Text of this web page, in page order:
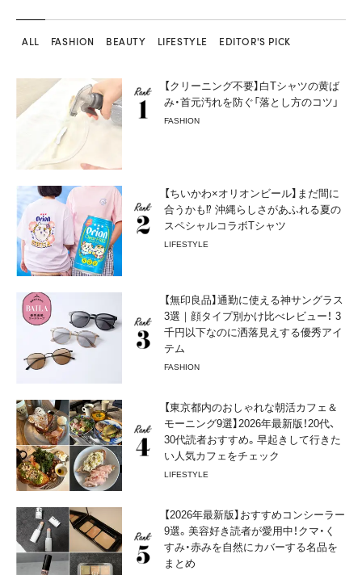
ALL FASHION BEAUTY LIFESTYLE EDITOR'S PICK
【クリーニング不要】白Tシャツの黄ば
み・首元汚れを防ぐ「落とし方のコツ」
FASHION
【ちいかわ×オリオンビール】まだ間に
合うかも⁉︎ 沖縄らしさがあふれる夏の
スペシャルコラボTシャツ
LIFESTYLE
【無印良品】通勤に使える神サングラス
3選｜顔タイプ別かけ比べレビュー！ 3
千円以下なのに洒落見えする優秀アイ
テム
FASHION
【東京都内のおしゃれな朝活カフェ＆
モーニング9選】2026年最新版！20代、
30代読者おすすめ。早起きして行きた
い人気カフェをチェック
LIFESTYLE
【2026年最新版】おすすめコンシーラー
9選。美容好き読者が愛用中！クマ・く
すみ・赤みを自然にカバーする名品を
まとめ